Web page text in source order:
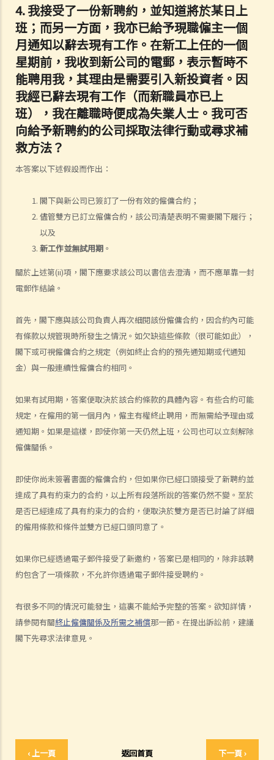
4. 我接受了一份新聘約，並知道將於某日上
班；而另一方面，我亦已給予現職僱主一個
月通知以辭去現有工作。在新工上任的一個
星期前，我收到新公司的電郵，表示暫時不
能聘用我，其理由是需要引入新投資者。因
我經已辭去現有工作（而新職員亦已上
班），我在離職時便成為失業人士。我可否
向給予新聘約的公司採取法律行動或尋求補
救方法？
本答案以下述假設而作出：
閣下與新公司已簽訂了一份有效的僱傭合約；
儘管雙方已訂立僱傭合約，該公司清楚表明不需要閣下履行；
以及
新工作並無試用期 。
關於上述第(ii)項，閣下應要求該公司以書信去澄清，而不應單靠一封
電郵作結論。
首先，閣下應與該公司負責人再次細閱該份僱傭合約，因合約內可能
有條款以規管現時所發生之情況。如欠缺這些條款（很可能如此），
閣下或可視僱傭合約之規定（例如終止合約的預先通知期或代通知
金）與一般連續性僱傭合約相同。
如果有試用期，答案便取決於該合約條款的具體內容。有些合約可能
規定，在僱用的第一個月內，僱主有權終止聘用，而無需給予理由或
通知期。如果是這樣，即使你第一天仍然上班，公司也可以立刻解除
僱傭關係。
即使你尚未簽署書面的僱傭合約，但如果你已經口頭接受了新聘約並
達成了具有約束力的合約，以上所有段落所說的答案仍然不變。至於
是否已經達成了具有約束力的合約，便取決於雙方是否已討論了詳細
的僱用條款和條件並雙方已經口頭同意了。
如果你已經透過電子郵件接受了新邀約，答案已是相同的，除非該聘
約包含了一項條款，不允許你透過電子郵件接受聘約。
有很多不同的情況可能發生，這裏不能給予完整的答案。欲知詳情，
請參閱有關終止僱傭關係及所需之補償那一節。在提出訴訟前，建議
閣下先尋求法律意見。
‹ 上一頁 返回首頁 下一頁 ›
3. 僱主是否可以選擇簽訂一系列較短且間斷的僱傭合同，以避免向僱員
提供法定福利和權益？
3. 如何分辨「僱傭合約」以及「獨立承包商（或自僱人士）之服務合
約」？
4. 我接受了一份新聘約，並知道將於某日上班；而另一方面，我亦已給
予現職僱主一個月通知以辭去現有工作。在新工上任的一個星期前，我
收到新公司的電郵，表示暫時不能聘用我，其理由是需要引入新投資
者。因我經已辭去現有工作（而新職員亦已上班），我在離職時便成為
失業人士。我可否向給予新聘約的公司採取法律行動或尋求補救方法？
5. 資料及紀錄
1. 我的秘書弄壞了我辦公室的電腦，而我打算從她本月的薪金中扣除
3. 我已被拖欠了一個月薪金，而老闆告訴我他已無能力支付薪金，他有
否違反僱傭合約？我可否即時終止僱傭合約以及提出索償？
為公司的財政已陷入困境，而公司亦很可能面臨清盤。我能否取回全部
（或部分）薪金？
5. 假如僱主面臨破產 / 清盤，我可以從哪處獲得協助？
6. 如果我上班遲到，我的僱主可以扣除我的工資嗎？
9. 工資是否包括酌情發給的佣金或花紅？
11. 如何計算年終酬金？我可於何時收取有關的款項？
C. 終止僱傭關係及所需之補償
1. 即時終止僱傭合約
1. 推定終止僱傭合約
1. 繳付終止合約款項之時限
2. 發出通知終止合約
3. 代通知金
6. 暫停僱用